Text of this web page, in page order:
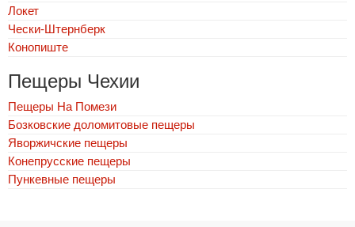
Локет
Чески-Штернберк
Конопиште
Пещеры Чехии
Пещеры На Помези
Бозковские доломитовые пещеры
Яворжичские пещеры
Конепрусские пещеры
Пункевныe пещеры